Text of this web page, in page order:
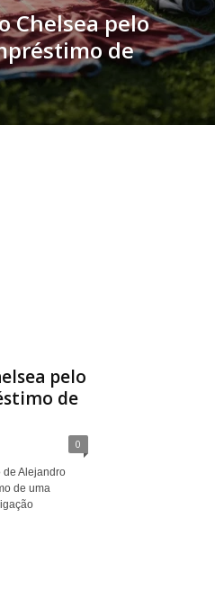
Chelsea pelo
de
pelo
de
0
de Alejandro
de uma